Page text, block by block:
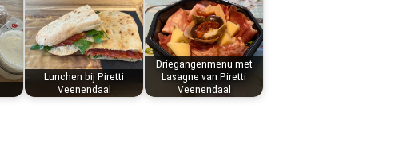
Lunchen bij Piretti
Veenendaal
Driegangenmenu met
Lasagne van Piretti
Veenendaal